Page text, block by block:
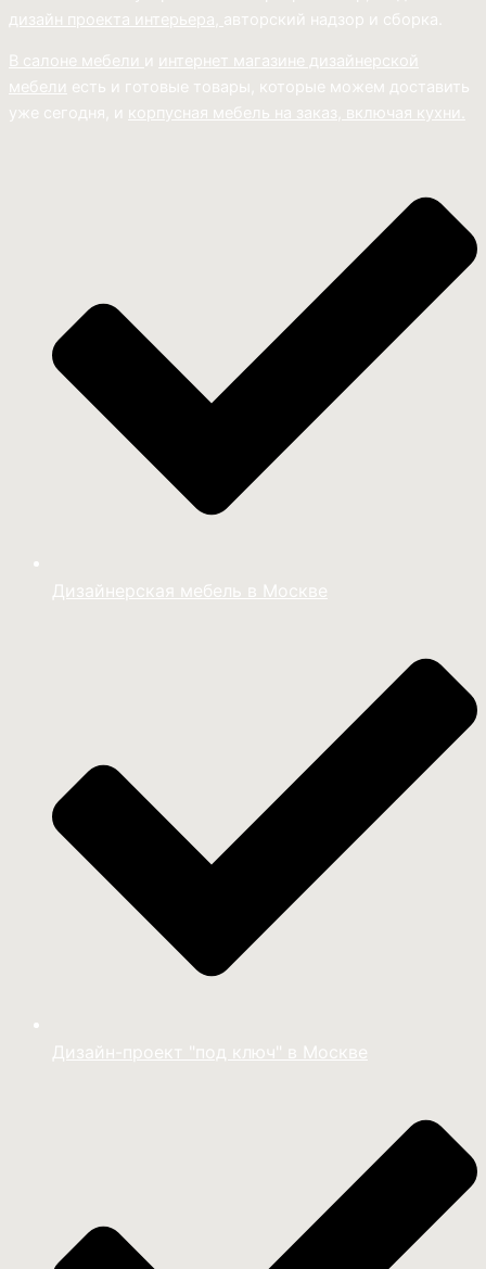
дизайн проекта интерьера, авторский надзор и сборка.
В салоне мебели и интернет магазине дизайнерской
мебели есть и готовые товары, которые можем доставить
уже сегодня, и корпусная мебель на заказ, включая кухни.
Дизайнерская мебель в Москве
Дизайн-проект "под ключ" в Москве